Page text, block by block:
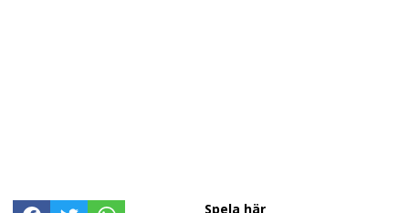
Spela här